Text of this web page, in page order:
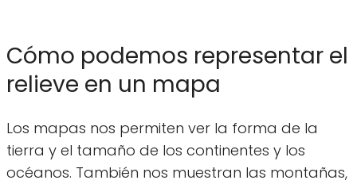
Cómo podemos representar el
relieve en un mapa
Los mapas nos permiten ver la forma de la
tierra y el tamaño de los continentes y los
océanos. También nos muestran las montañas,